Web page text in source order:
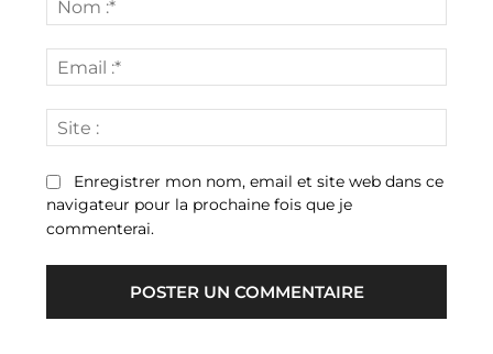
:*
:*
:
Enregistrer mon nom, email et site web dans ce
navigateur pour la prochaine fois que je
commenterai.